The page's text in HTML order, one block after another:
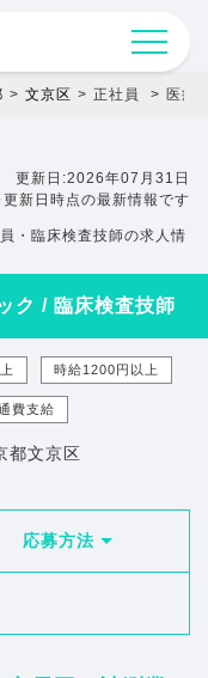
文京区 正社員 医療
更新日:2026年07月31日
新日時点の最新情報です
・臨床検査技師の求人情
ク / 臨床検査技師
時給1200円以上
費支給
都文京区
応募方法